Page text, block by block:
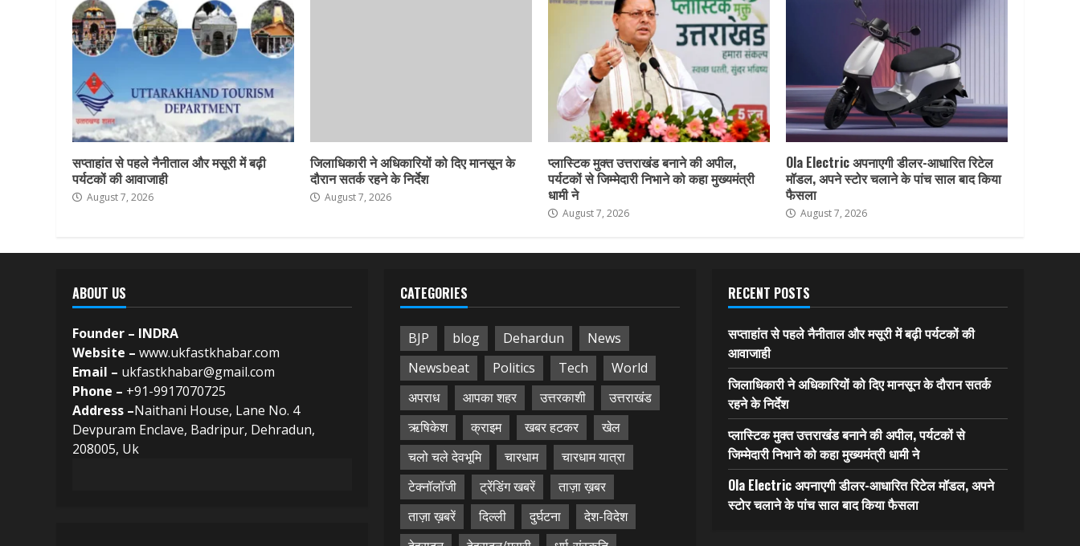
सप्ताहांत से पहले नैनीताल और मसूरी में बढ़ी
पर्यटकों की आवाजाही
August 7, 2026
जिलाधिकारी ने अधिकारियों को दिए मानसून के
दौरान सतर्क रहने के निर्देश
August 7, 2026
प्लास्टिक मुक्त उत्तराखंड बनाने की अपील,
पर्यटकों से जिम्मेदारी निभाने को कहा मुख्यमंत्री
धामी ने
August 7, 2026
Ola Electric अपनाएगी डीलर-आधारित रिटेल
मॉडल, अपने स्टोर चलाने के पांच साल बाद किया
फैसला
August 7, 2026
ABOUT US
Founder – INDRA
Website – www.ukfastkhabar.com
Email – ukfastkhabar@gmail.com
Phone – +91-9917070725
Address –Naithani House, Lane No. 4
Devpuram Enclave, Badripur, Dehradun,
208005, Uk
CATEGORIES
BJP blog Dehardun
News
Newsbeat
Politics Tech
World
अपराध
आपका शहर उत्तरकाशी
उत्तराखंड
ऋषिकेश
क्राइम खबर हटकर
खेल
चलो चले देवभूमि
चारधाम
चारधाम यात्रा
टेक्नॉलॉजी
ट्रेंडिंग खबरें
ताज़ा ख़बर
ताज़ा ख़बरें
दिल्ली दुर्घटना
देश-विदेश
RECENT POSTS
सप्ताहांत से पहले नैनीताल और मसूरी में बढ़ी पर्यटकों की
आवाजाही
जिलाधिकारी ने अधिकारियों को दिए मानसून के दौरान सतर्क
रहने के निर्देश
प्लास्टिक मुक्त उत्तराखंड बनाने की अपील, पर्यटकों से
जिम्मेदारी निभाने को कहा मुख्यमंत्री धामी ने
Ola Electric अपनाएगी डीलर-आधारित रिटेल मॉडल, अपने
स्टोर चलाने के पांच साल बाद किया फैसला